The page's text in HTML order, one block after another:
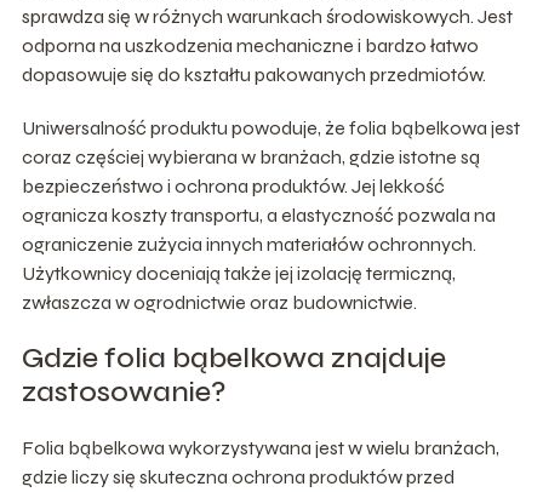
sprawdza się w różnych warunkach środowiskowych. Jest
odporna na uszkodzenia mechaniczne i bardzo łatwo
dopasowuje się do kształtu pakowanych przedmiotów.
Uniwersalność produktu powoduje, że folia bąbelkowa jest
coraz częściej wybierana w branżach, gdzie istotne są
bezpieczeństwo i ochrona produktów. Jej lekkość
ogranicza koszty transportu, a elastyczność pozwala na
ograniczenie zużycia innych materiałów ochronnych.
Użytkownicy doceniają także jej izolację termiczną,
zwłaszcza w ogrodnictwie oraz budownictwie.
Gdzie folia bąbelkowa znajduje
zastosowanie?
Folia bąbelkowa wykorzystywana jest w wielu branżach,
gdzie liczy się skuteczna ochrona produktów przed